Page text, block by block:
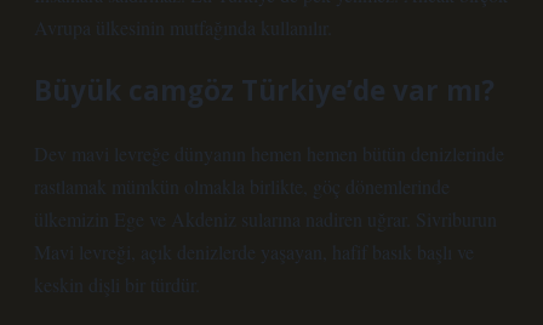
Avrupa ülkesinin mutfağında kullanılır.
Büyük camgöz Türkiye’de var mı?
Dev mavi levreğe dünyanın hemen hemen bütün denizlerinde
rastlamak mümkün olmakla birlikte, göç dönemlerinde
ülkemizin Ege ve Akdeniz sularına nadiren uğrar. Sivriburun
Mavi levreği, açık denizlerde yaşayan, hafif basık başlı ve
keskin dişli bir türdür.